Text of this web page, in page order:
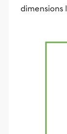
dimensions